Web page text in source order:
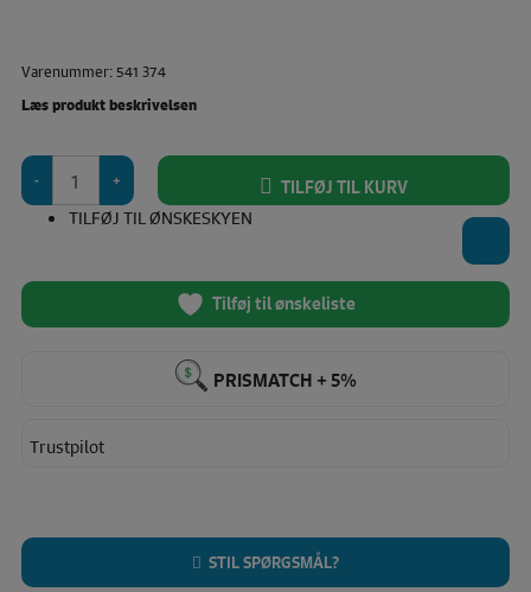
Varenummer: 541 374
Læs produkt beskrivelsen
Snøre
/
TILFØJ TIL KURV
TILFØJ TIL ØNSKESKYEN
Tilføj til ønskeliste
PRISMATCH + 5%
Trustpilot
STIL SPØRGSMÅL?